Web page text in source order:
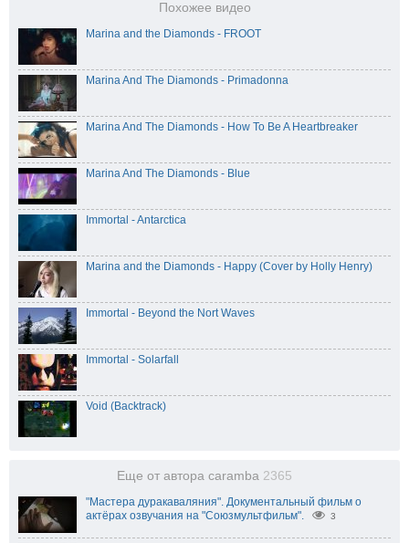
Похожее видео
Marina and the Diamonds - FROOT
Marina And The Diamonds - Primadonna
Marina And The Diamonds - How To Be A Heartbreaker
Marina And The Diamonds - Blue
Immortal - Antarctica
Marina and the Diamonds - Happy (Cover by Holly Henry)
Immortal - Beyond the Nort Waves
Immortal - Solarfall
Void (Backtrack)
Еще от автора caramba 2365
"Мастера дуракаваляния". Документальный фильм о
актёрах озвучания на "Союзмультфильм".
3